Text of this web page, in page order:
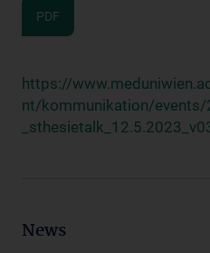
PDF
https://
nt/kommunikation/events/
News